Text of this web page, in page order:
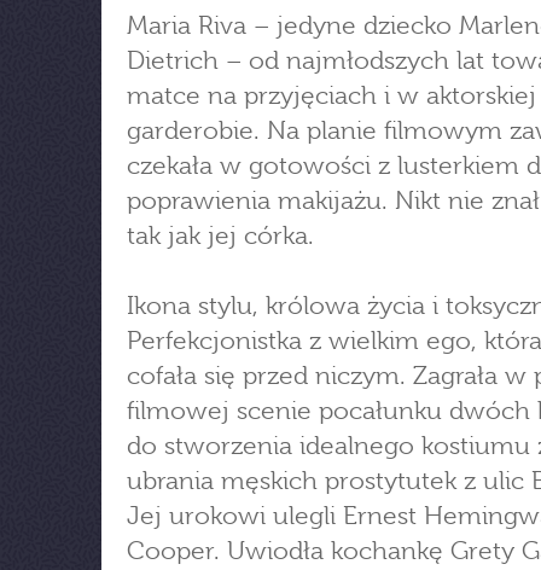
Maria Riva – jedyne dziecko
Dietrich – od najmłodszych lat
matce na przyjęciach i w aktorskiej
garderobie. Na planie filmowym
czekała w gotowości z lusterkiem
poprawienia makijażu. Nikt nie
tak jak jej córka.
Ikona stylu, królowa życia i
Perfekcjonistka z wielkim ego,
cofała się przed niczym. Zagrała w
filmowej scenie pocałunku dwóch
do stworzenia idealnego kostiumu
ubrania męskich prostytutek z ulic
Jej urokowi ulegli Ernest
Cooper. Uwiodła kochankę Grety